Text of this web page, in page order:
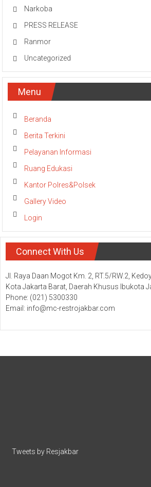
Narkoba
PRESS RELEASE
Ranmor
Uncategorized
Menu
Beranda
Berita Terkini
Pelayanan Informasi
Ruang Edukasi
Kantor Polres&Polsek
Gallery Video
Login
Connect With Us
Jl. Raya Daan Mogot Km. 2, RT.5/RW.2,
Kota Jakarta Barat, Daerah Khusus Ibukota
Phone: (021) 5300330
Email: info@mc-restrojakbar.com
Tweets by Resjakbar